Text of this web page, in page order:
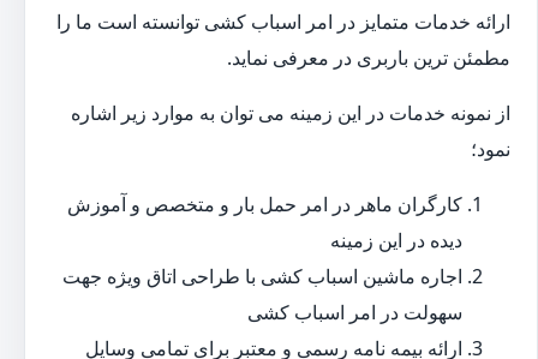
ارائه خدمات متمایز در امر اسباب کشی توانسته است ما را
مطمئن ترین باربری در معرفی نماید.
از نمونه خدمات در این زمینه می توان به موارد زیر اشاره
نمود؛
کارگران ماهر در امر حمل بار و متخصص و آموزش
دیده در این زمینه
اجاره ماشین اسباب کشی با طراحی اتاق ویژه جهت
سهولت در امر اسباب کشی
ارائه بیمه نامه رسمی و معتبر برای تمامی وسایل